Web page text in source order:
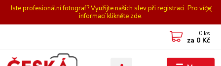
Jste profesionální fotograf? Využijte našich slev při registraci. Pro více
informací klikněte zde.
0 ks
za 0 Kč